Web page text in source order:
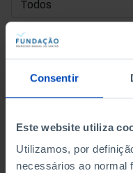
Consentir
Este website utiliza
Utilizamos, por
necessários ao normal
DATA DE INÍCIO
DATA DE FIM